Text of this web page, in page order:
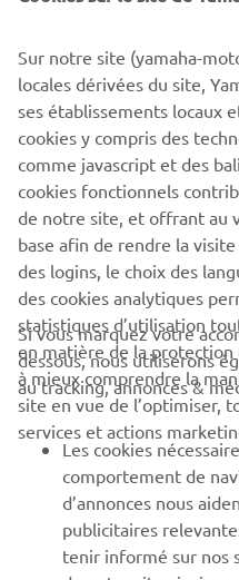
of freedom when riding a
Destination Yamaha can
an original and personal
For more information and
your dream adventure, visit
and define your trip!
CORPORATE
BUSINESS
PLUS DE YAMAHA
SOUTIEN
Sur notre site (yamaha-
locales dérivées du site,
ses établissements locaux
cookies y compris des
comme javascript et des
cookies fonctionnels
de notre site, et offrant au
base afin de rendre la
des logins, le choix des
des cookies analytiques
statistiques d’utilisation
en matière de la protection
à mieux comprendre la
site en vue de l’optimiser,
services et actions
Si vous marquez votre
dessous, nous utiliserons
au tracking, annonces &
Les cookies
comportement de
d’annonces nous
publicitaires
tenir informé sur nos